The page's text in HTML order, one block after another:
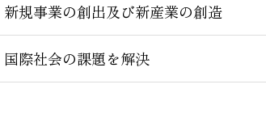
新規事業の創出及び新産業の創造
国際社会の課題を解決